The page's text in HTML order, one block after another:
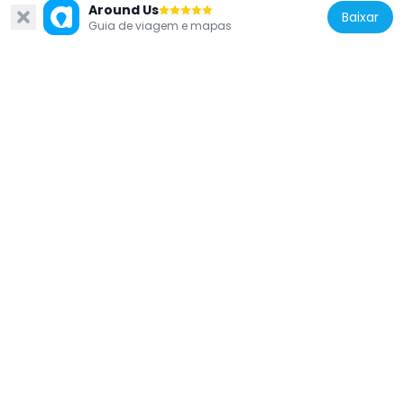
Around Us
Guia de viagem e mapas Baixar